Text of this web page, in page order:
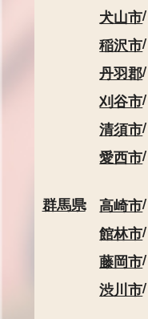
犬山市
稲沢市
丹羽郡
刈谷市
清須市
愛西市
群馬県 高崎市
館林市
藤岡市
渋川市